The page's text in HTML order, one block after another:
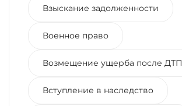
Взыскание задолженности
Военное право
Возмещение ущерба после ДТП
Вступление в наследство